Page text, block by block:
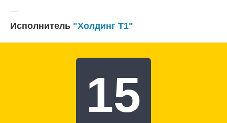
Исполнитель "Холдинг Т1"
15